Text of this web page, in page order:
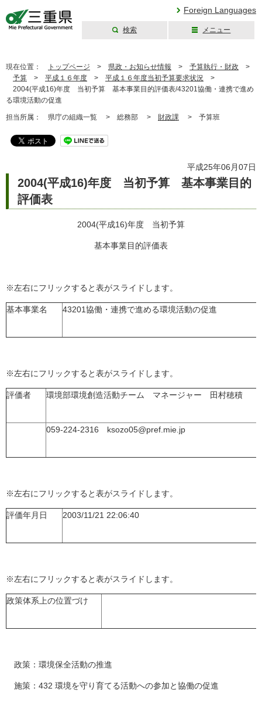
Foreign Languages
検索 メニュー
現在位置： トップページ > 県政・お知らせ情報 > 予算執行・財政 >
予算 > 平成１６年度 > 平成１６年度当初予算要求状況 >
2004(平成16)年度 当初予算 基本事業目的評価表/43201協働・連携で進め
る環境活動の促進
担当所属： 県庁の組織一覧 > 総務部 > 財政課 > 予算班
平成25年06月07日
2004(平成16)年度 当初予算 基本事業目的
評価表
2004(平成16)年度 当初予算
基本事業目的評価表
※左右にフリックすると表がスライドします。
基本事業名 43201協働・連携で進める環境活動の促進
※左右にフリックすると表がスライドします。
評価者 環境部環境創造活動チーム マネージャー 田村穂積
059-224-2316 ksozo05@pref.mie.jp
※左右にフリックすると表がスライドします。
評価年月日 2003/11/21 22:06:40
※左右にフリックすると表がスライドします。
政策体系上の位置づけ
政策：環境保全活動の推進
施策：432 環境を守り育てる活動への参加と協働の促進